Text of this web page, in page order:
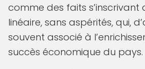
comme des faits s’inscrivant
linéaire, sans aspérités, qui,
souvent associé à
succès économique du pays.